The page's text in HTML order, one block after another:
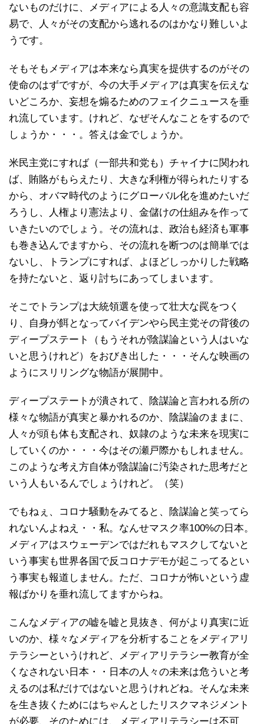
ないものだけに、メディアによる人々の意識支配も容
易で、人々がその支配から逃れるのはかなり難しいよ
うです。
そもそもメディアは本来なら真実を提供するのがその
使命のはずですが、今の大手メディアは真実を伝えな
いどころか、妄想を煽るためのフェイクニュースを垂
れ流しています。けれど、なぜそんなことをするので
しょうか・・・。答えは金でしょうか。
米民主党にすれば（一部共和党も）チャイナに関われ
ば、賄賂がもらえたり、大きな利権が得られたりする
から、オバマ時代のようにグローバル化を進めたいだ
ろうし、人権より憲法より、金儲けの仕組みを作って
いきたいのでしょう。その流れは、政治も経済も軍事
も巻き込んでますから、その流れを断つのは簡単では
ないし、トランプにすれば、よほどしっかりした戦略
を持たないと、返り討ちにあってしまいます。
そこでトランプは大統領選を使って壮大な罠をつく
り、自身が餌となってバイデンやら民主党その背後の
ディープステート（もうそれが陰謀論という人はいな
いと思うけれど）をおびき出した・・・そんな映画の
ようにスリリングな物語が展開中。
ディープステートが潰されて、陰謀論と言われる所の
様々な物語が真実と暴かれるのか、陰謀論のままに、
人々が頭も体も支配され、奴隷のような未来を現実に
していくのか・・・今はその瀬戸際かもしれません。
このような考え方自体が陰謀論に汚染された思考だと
いう人もいるんでしょうけれど。（笑）
でもねぇ、コロナ騒動をみてると、陰謀論と笑ってら
れないんよねえ・・私。なんせマスク率100%の日本。
メディアはスウェーデンではだれもマスクしてないと
いう事実も世界各国で反コロナデモが起こってるとい
う事実も報道しません。ただ、コロナが怖いという虚
報ばかりを垂れ流してますからね。
こんなメディアの嘘を嘘と見抜き、何がより真実に近
いのか、様々なメディアを分析することをメディアリ
テラシーというけれど、メディアリテラシー教育が全
くなされない日本・・日本の人々の未来は危ういと考
えるのは私だけではないと思うけれどね。そんな未来
を生き抜くためにはちゃんとしたリスクマネジメント
が必要、そのためには、メディアリテラシーは不可